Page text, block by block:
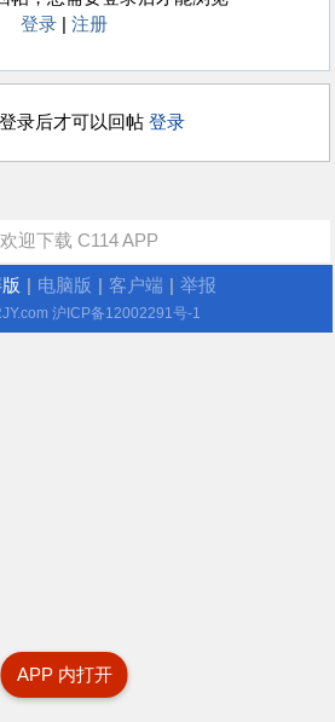
登录
注册
录后才可以回帖 登录
APP 内打开
欢迎下载 C114 APP
电脑版 客户端 举报
沪ICP备12002291号-1